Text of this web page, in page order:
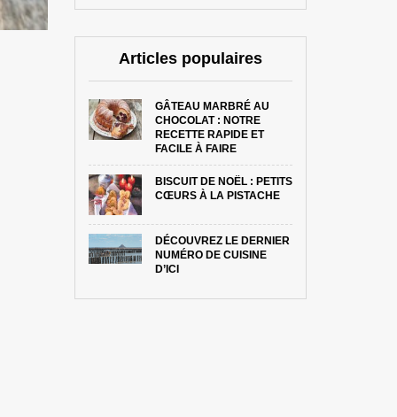
Articles populaires
GÂTEAU MARBRÉ AU
CHOCOLAT : NOTRE
RECETTE RAPIDE ET
FACILE À FAIRE
BISCUIT DE NOËL : PETITS
CŒURS À LA PISTACHE
DÉCOUVREZ LE DERNIER
NUMÉRO DE CUISINE
D’ICI